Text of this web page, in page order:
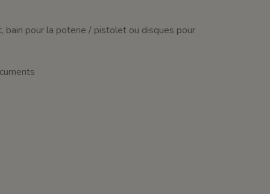
bain pour la poterie / pistolet ou disques pour